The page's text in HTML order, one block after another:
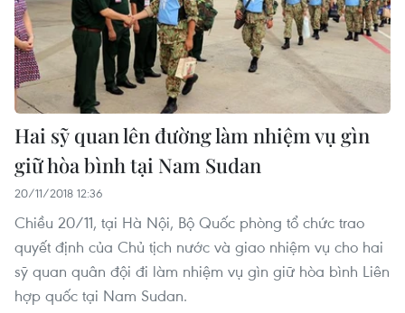
Hai sỹ quan lên đường làm nhiệm vụ gìn
giữ hòa bình tại Nam Sudan
20/11/2018 12:36
Chiều 20/11, tại Hà Nội, Bộ Quốc phòng tổ chức trao
quyết định của Chủ tịch nước và giao nhiệm vụ cho hai
sỹ quan quân đội đi làm nhiệm vụ gìn giữ hòa bình Liên
hợp quốc tại Nam Sudan.